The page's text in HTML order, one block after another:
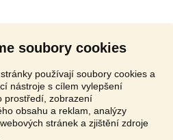
soubory cookies
používají soubory cookies a
nástroje s cílem vylepšení
prostředí, zobrazení
obsahu a reklam, analýzy
stránek a zjištění zdroje
- kuřata a násadová v ...- [11.6. 2026]
- 270 65